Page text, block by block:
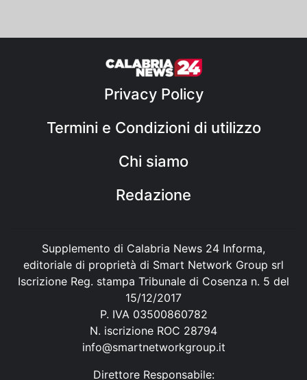
Privacy Policy
Termini e Condizioni di utilizzo
Chi siamo
Redazione
Supplemento di Calabria News 24 Informa,
editoriale di proprietà di Smart Network Group srl
Iscrizione Reg. stampa Tribunale di Cosenza n. 5 del
15/12/2017
P. IVA 03500860782
N. iscrizione ROC 28794
info@smartnetworkgroup.it
Direttore Responsabile: